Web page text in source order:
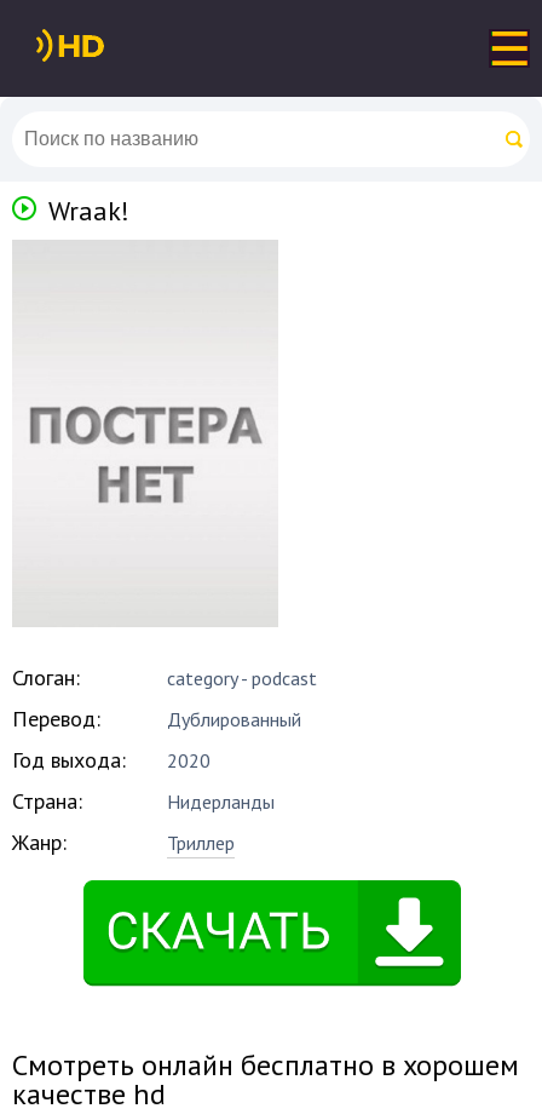
Wraak!
Слоган: category - podcast
Перевод: Дублированный
Год выхода: 2020
Страна: Нидерланды
Жанр: Триллер
Смотреть онлайн бесплатно в хорошем
качестве hd